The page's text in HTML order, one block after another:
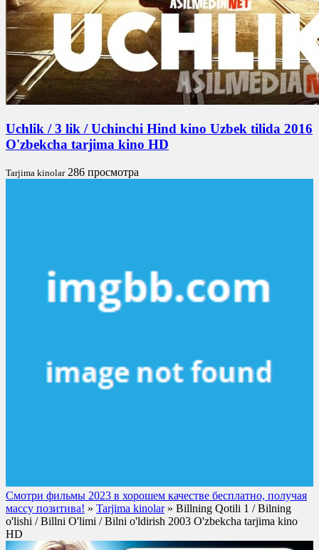
Uchlik / 3 lik / Uchinchi Hind kino Uzbek tilida 2016
O'zbekcha tarjima kino HD
Tarjima kinolar 286 просмотра
Смотри фильмы 2023 в хорошем качестве бесплатно, получая
массу позитива! » Tarjima kinolar» Billning Qotili 1 / Bilning
o'lishi / Billni O'limi / Bilni o'ldirish 2003 O'zbekcha tarjima kino
HD